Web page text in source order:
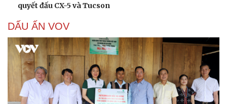
quyết đấu CX-5 và Tucson
DẤU ẤN VOV